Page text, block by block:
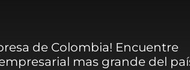
de Colombia! Encuentre
mas grande del